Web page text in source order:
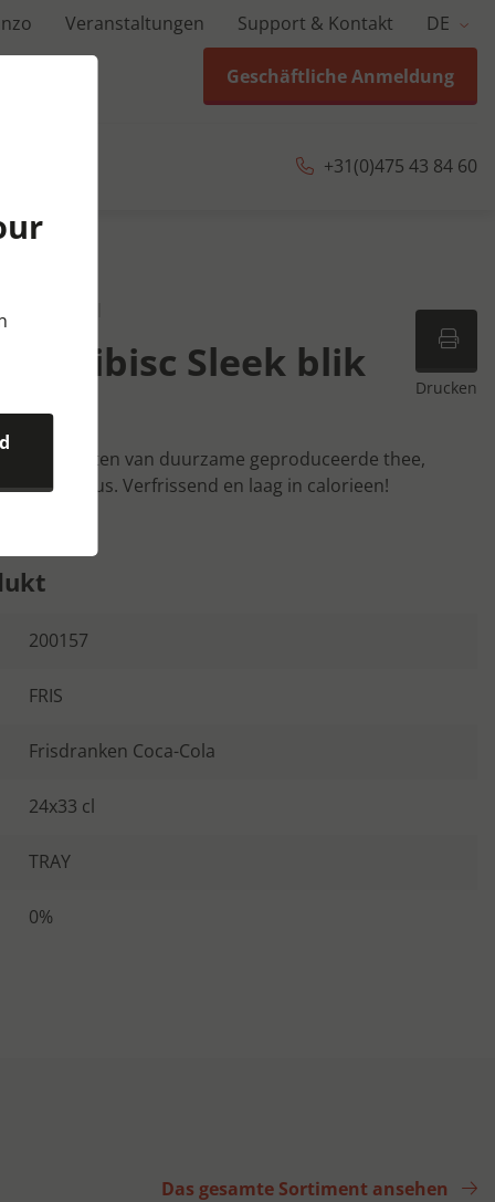
Veranstaltungen Support & Kontakt DE
Geschäftliche Anmeldung
+31(0)475 43 84 60
| 24x33 cl
Drucken
Hibisc Sleek blik
extracten van duurzame geproduceerde thee,
van hibiscus. Verfrissend en laag in calorieen!
200157
FRIS
Frisdranken Coca-Cola
24x33 cl
TRAY
0%
Das gesamte Sortiment ansehen